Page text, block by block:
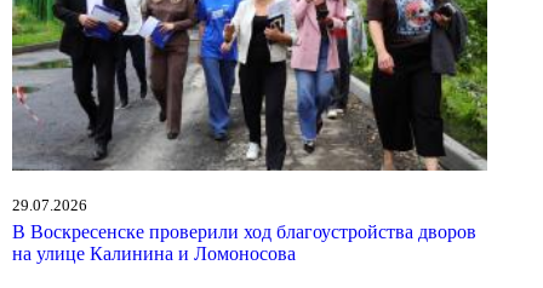
29.07.2026
В Воскресенске проверили ход благоустройства дворов
на улице Калинина и Ломоносова